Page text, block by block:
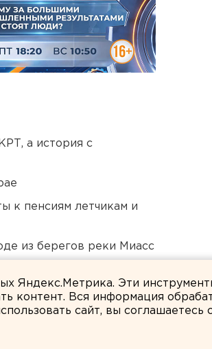
а история с
к пенсиям летчикам и
из берегов реки Миасс
Яндекс.Метрика. Эти
контент. Вся информация
сайт, вы соглашаетесь